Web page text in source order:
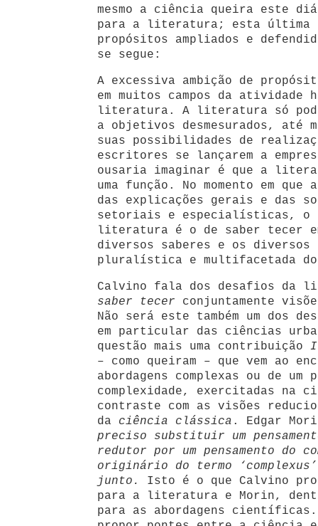
mesmo a ciência queira este
para a literatura; esta última
propósitos ampliados e
se segue:
A excessiva ambição de
em muitos campos da atividade
literatura. A literatura só
a objetivos desmesurados, até
suas possibilidades de
escritores se lançarem a
ousaria imaginar é que a
uma função. No momento em
das explicações gerais e das
setoriais e especialísticas, o
literatura é o de saber tecer
diversos saberes e os diversos
pluralística e multifacetada do
Calvino fala dos desafios da
saber tecer conjuntamente
Não será este também um dos
em particular das ciências
questão mais uma contribuição
– como queiram – que vem ao
abordagens complexas ou de um
complexidade, exercitadas na
contraste com as visões
da ciência clássica . Edgar
preciso substituir um
redutor por um pensamento do
originário do termo
junto. Isto é o que Calvino
para a literatura e Morin,
para as abordagens